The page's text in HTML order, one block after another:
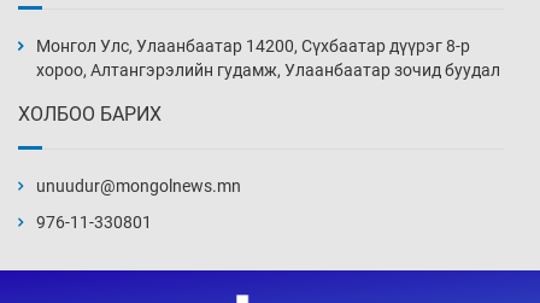
19 цаг 59 мин
19 цаг 59 мин
Монгол Улс, Улаанбаатар 14200, Сүхбаатар дүүрэг 8-р
хороо, Алтангэрэлийн гудамж, Улаанбаатар зочид буудал
ХОЛБОО БАРИХ
unuudur@mongolnews.mn
976-11-330801